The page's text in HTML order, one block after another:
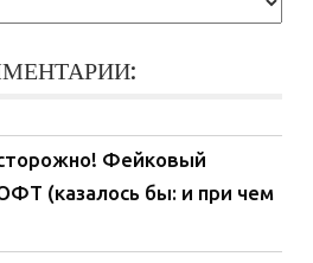
Фейковый
(казалось бы: и при чем